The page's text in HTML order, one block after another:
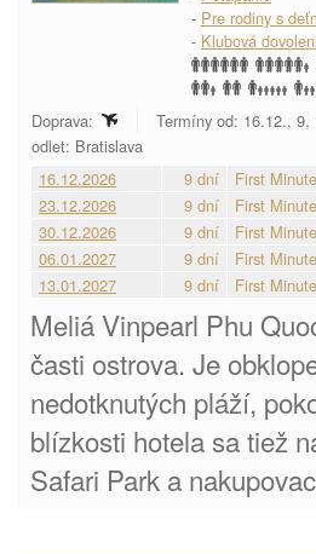
- Pre rodiny s
- Klubová
Doprava: Termíny od: 16.12., 9,
odlet: Bratislava
16.12.2026
9 dní First Minute
23.12.2026
9 dní First Minute
30.12.2026
9 dní First Minute
06.01.2027
9 dní First Minute
13.01.2027
9 dní First Minute
Meliá Vinpearl Phu
časti ostrova. Je
nedotknutých pláží,
blízkosti hotela sa tiež
Safari Park a